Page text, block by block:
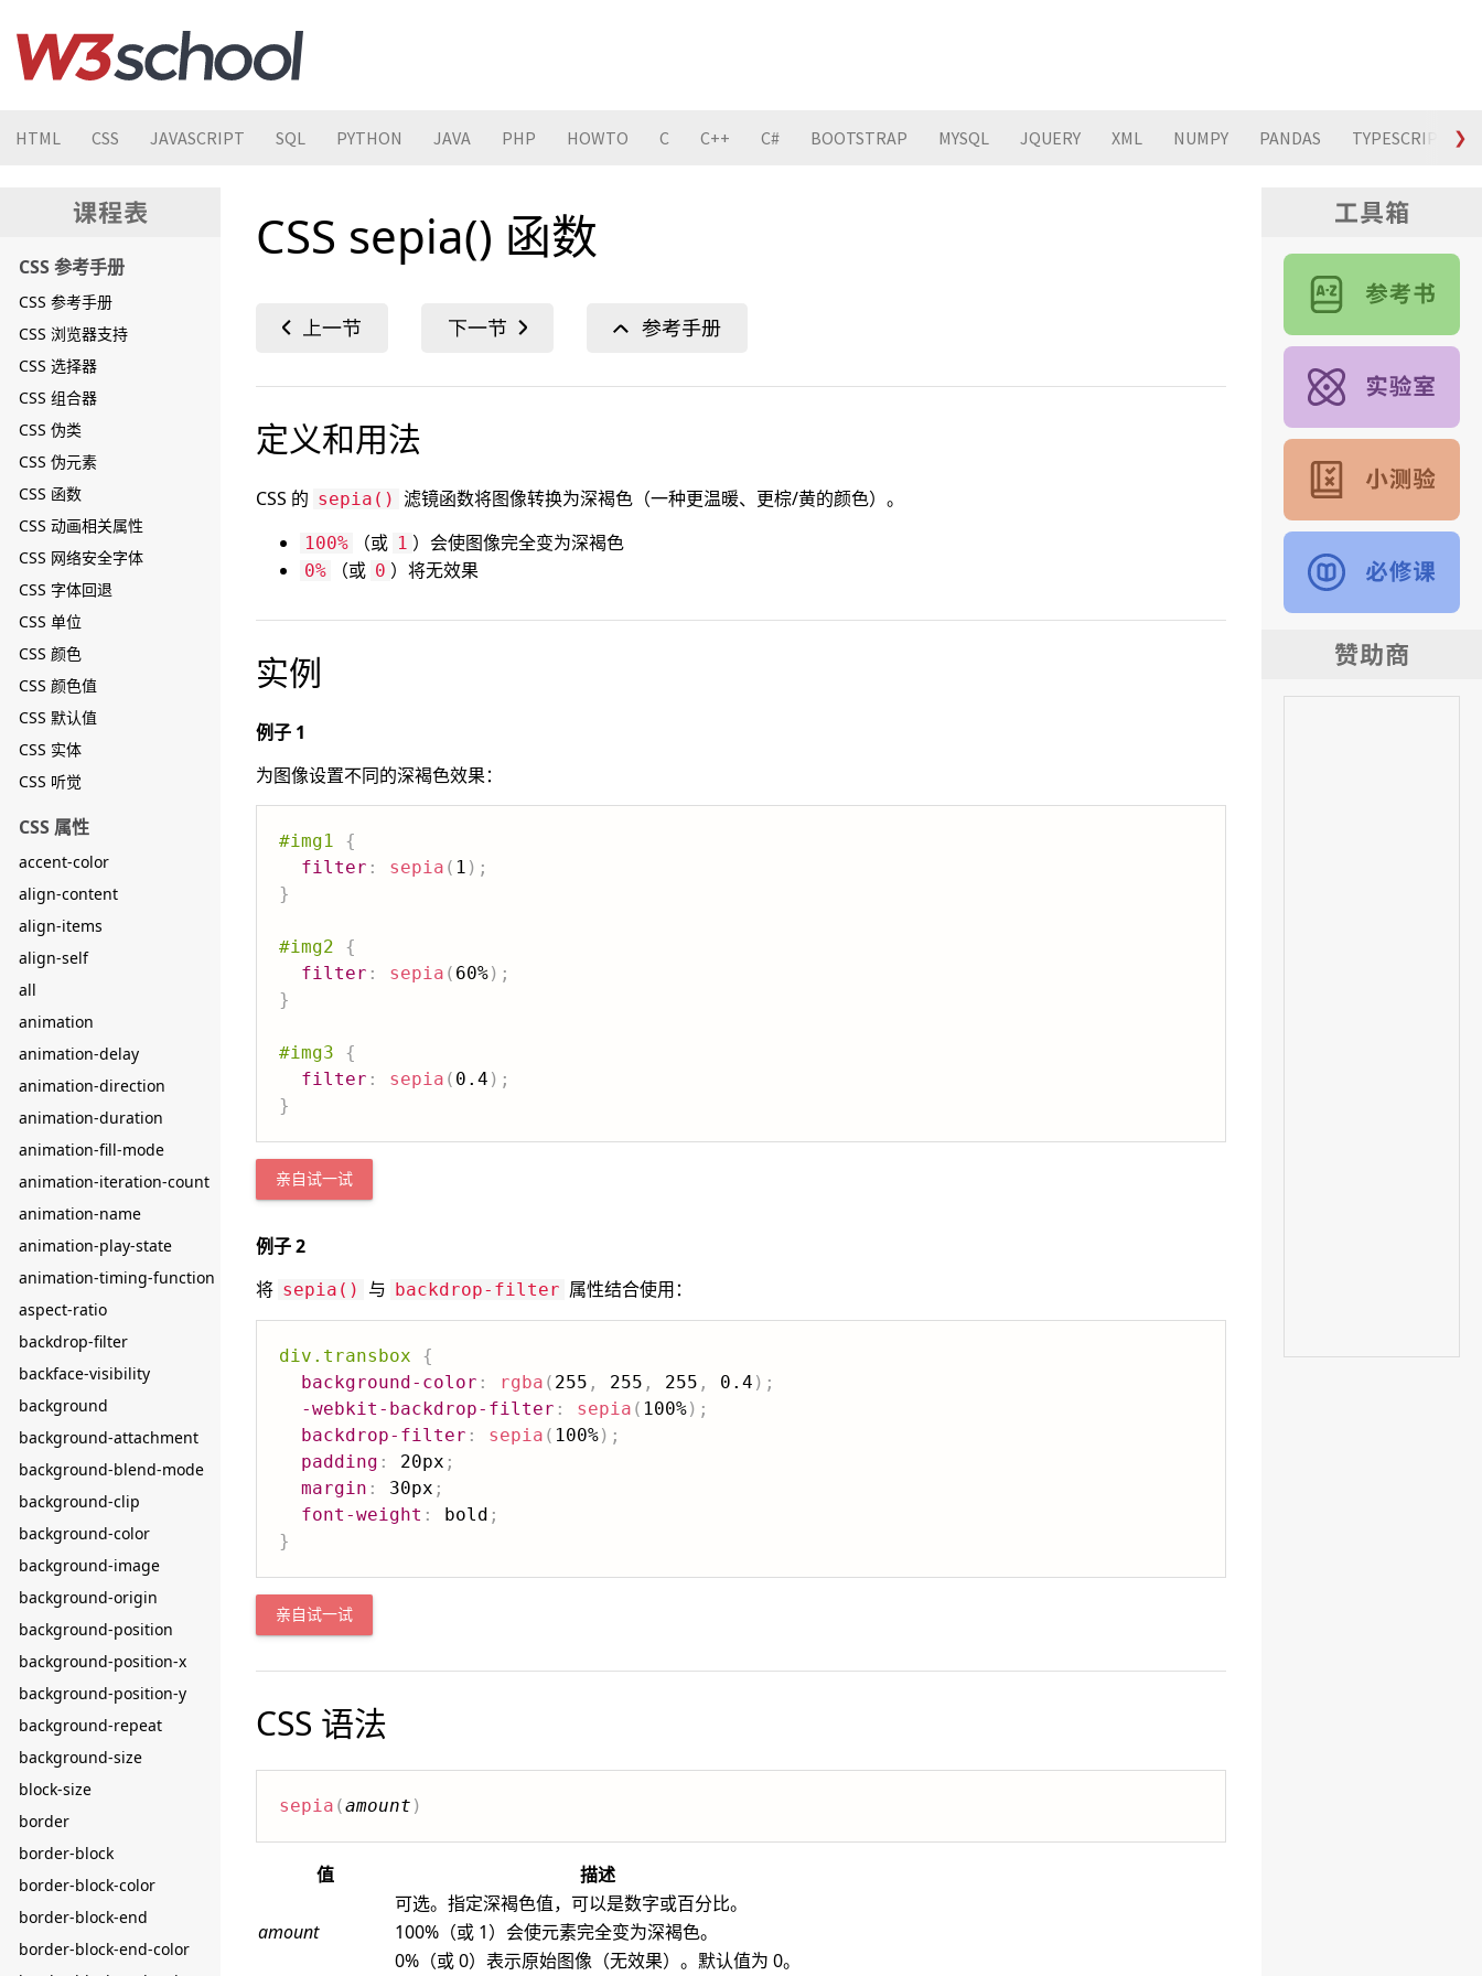
HTML CSS JAVASCRIPT SQL PYTHON JAVA PHP HOWTO C C++ C# BOOTSTRAP MYSQL JQUERY XML NUMPY PANDAS TYPESCRIPT ❯
CSS 参考手册
CSS 参考手册
CSS 浏览器支持
CSS 选择器
CSS 组合器
CSS 伪类
CSS 伪元素
CSS 函数
CSS 动画相关属性
CSS 网络安全字体
CSS 字体回退
CSS 单位
CSS 颜色
CSS 颜色值
CSS 默认值
CSS 实体
CSS 听觉
CSS 属性
accent-color
align-content
align-items
align-self
all
animation
animation-delay
animation-direction
animation-duration
animation-fill-mode
animation-iteration-count
animation-name
animation-play-state
animation-timing-function
aspect-ratio
backdrop-filter
backface-visibility
background
background-attachment
background-blend-mode
background-clip
background-color
background-image
background-origin
background-position
background-position-x
background-position-y
background-repeat
background-size
block-size
border
border-block
border-block-color
border-block-end
border-block-end-color
CSS sepia() 函数
定义和用法
CSS 的 sepia() 滤镜函数将图像转换为深褐色（一种更温暖、更棕/黄的颜色）。
100% （或 1 ）会使图像完全变为深褐色
0% （或 0 ）将无效果
实例
例子 1
为图像设置不同的深褐色效果：
#img1
{
filter : sepia ( 1 ) ;
}
#img2
{
filter : sepia ( 60%) ;
}
#img3
{
filter : sepia ( 0.4 ) ;
}
亲自试一试
例子 2
将 sepia() 与 backdrop-filter 属性结合使用：
div.transbox
{
background-color : rgba ( 255 , 255 , 255 , 0.4 ) ;
-webkit-backdrop-filter : sepia ( 100%) ;
backdrop-filter : sepia ( 100%) ;
padding : 20px ;
margin : 30px ;
font-weight : bold ;
}
亲自试一试
CSS 语法
sepia (amount )
值 描述
amount
可选。指定深褐色值，可以是数字或百分比。
100%（或 1）会使元素完全变为深褐色。
0%（或 0）表示原始图像（无效果）。默认值为 0。